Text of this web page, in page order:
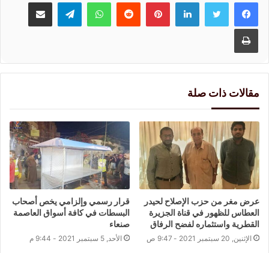
طباعة
مقالات ذات صلة
عرض مغر من حزب الإصلاح لحيدر
العطاس للظهور في قناة الجزيرة
القطرية واستثماره لفضح الرفاق
الإثنين, 20 سبتمبر 2021 - 9:47 ص
قرار رسمي وإلزامي يخص أصحاب
البسطات في كافة أسواق العاصمة
صنعاء
الأحد, 5 سبتمبر 2021 - 9:44 م